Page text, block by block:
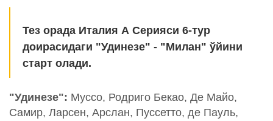
Тез орада Италия А Серияси 6-тур
доирасидаги "Удинезе" - "Милан" ўйини
старт олади.
"Удинезе": Муссо, Родриго Бекао, Де Майо,
Самир, Ларсен, Арслан, Пуссетто, де Пауль,